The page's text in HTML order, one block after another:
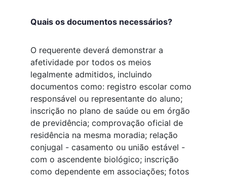
Quais os documentos necessários?
O requerente deverá demonstrar a
afetividade por todos os meios
legalmente admitidos, incluindo
documentos como: registro escolar como
responsável ou representante do aluno;
inscrição no plano de saúde ou em órgão
de previdência; comprovação oficial de
residência na mesma moradia; relação
conjugal - casamento ou união estável -
com o ascendente biológico; inscrição
como dependente em associações; fotos